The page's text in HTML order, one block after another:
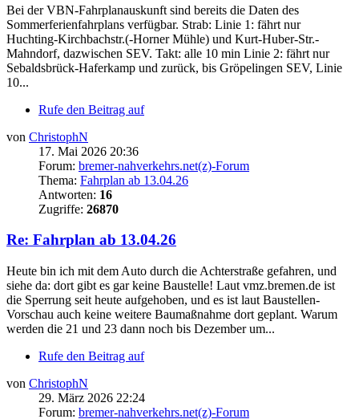
Bei der VBN-Fahrplanauskunft sind bereits die Daten des
Sommerferienfahrplans verfügbar. Strab: Linie 1: fährt nur
Huchting-Kirchbachstr.(-Horner Mühle) und Kurt-Huber-Str.-
Mahndorf, dazwischen SEV. Takt: alle 10 min Linie 2: fährt nur
Sebaldsbrück-Haferkamp und zurück, bis Gröpelingen SEV, Linie
10...
Rufe den Beitrag auf
von ChristophN
17. Mai 2026 20:36
Forum: bremer-nahverkehrs.net(z)-Forum
Thema: Fahrplan ab 13.04.26
Antworten: 16
Zugriffe: 26870
Re: Fahrplan ab 13.04.26
Heute bin ich mit dem Auto durch die Achterstraße gefahren, und
siehe da: dort gibt es gar keine Baustelle! Laut vmz.bremen.de ist
die Sperrung seit heute aufgehoben, und es ist laut Baustellen-
Vorschau auch keine weitere Baumaßnahme dort geplant. Warum
werden die 21 und 23 dann noch bis Dezember um...
Rufe den Beitrag auf
von ChristophN
29. März 2026 22:24
Forum: bremer-nahverkehrs.net(z)-Forum